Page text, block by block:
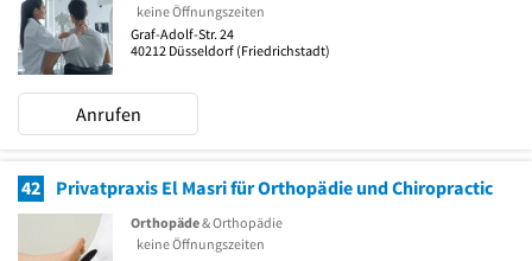
keine Öffnungszeiten
Graf-Adolf-Str. 24
40212 Düsseldorf (Friedrichstadt)
Anrufen
42 Privatpraxis El Masri für Orthopädie und Chiropractic
Orthopäde& Orthopädie
keine Öffnungszeiten